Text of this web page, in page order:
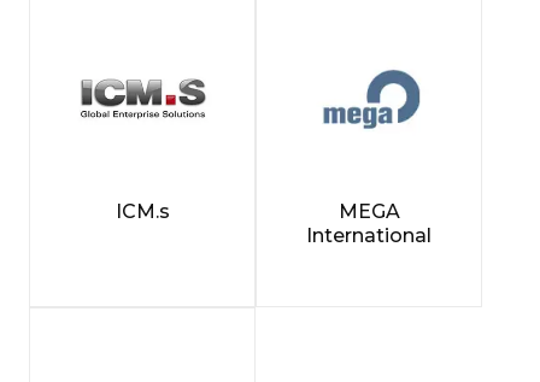
ICM.s
MEGA
International